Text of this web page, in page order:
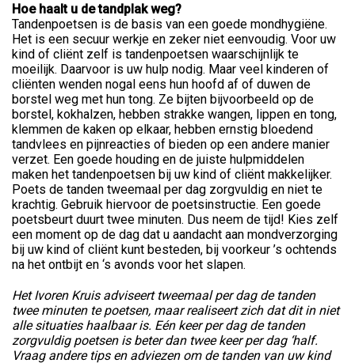
Hoe haalt u de tandplak weg?
Tandenpoetsen is de basis van een goede mondhygiëne.
Het is een secuur werkje en zeker niet eenvoudig. Voor uw
kind of cliënt zelf is tandenpoetsen waarschijnlijk te
moeilijk. Daarvoor is uw hulp nodig. Maar veel kinderen of
cliënten wenden nogal eens hun hoofd af of duwen de
borstel weg met hun tong. Ze bijten bijvoorbeeld op de
borstel, kokhalzen, hebben strakke wangen, lippen en tong,
klemmen de kaken op elkaar, hebben ernstig bloedend
tandvlees en pijnreacties of bieden op een andere manier
verzet. Een goede houding en de juiste hulpmiddelen
maken het tandenpoetsen bij uw kind of cliënt makkelijker.
Poets de tanden tweemaal per dag zorgvuldig en niet te
krachtig. Gebruik hiervoor de poetsinstructie. Een goede
poetsbeurt duurt twee minuten. Dus neem de tijd! Kies zelf
een moment op de dag dat u aandacht aan mondverzorging
bij uw kind of cliënt kunt besteden, bij voorkeur ’s ochtends
na het ontbijt en ‘s avonds voor het slapen.
Het Ivoren Kruis adviseert tweemaal per dag de tanden
twee minuten te poetsen, maar realiseert zich dat dit in niet
alle situaties haalbaar is. Eén keer per dag de tanden
zorgvuldig poetsen is beter dan twee keer per dag ‘half.
Vraag andere tips en adviezen om de tanden van uw kind